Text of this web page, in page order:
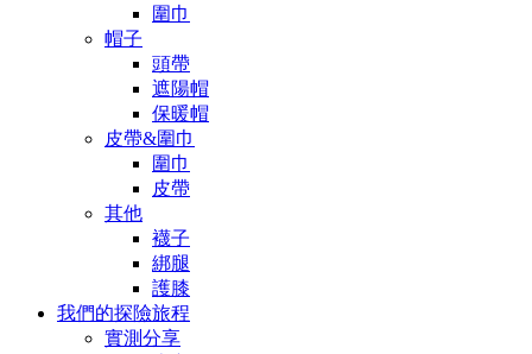
圍巾
帽子
頭帶
遮陽帽
保暖帽
皮帶&圍巾
圍巾
皮帶
其他
襪子
綁腿
護膝
我們的探險旅程
實測分享